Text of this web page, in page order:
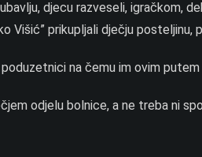
djecu razveseli, igračkom,
Višić” prikupljali dječju posteljinu,
na čemu im ovim
odjelu bolnice, a ne treba ni